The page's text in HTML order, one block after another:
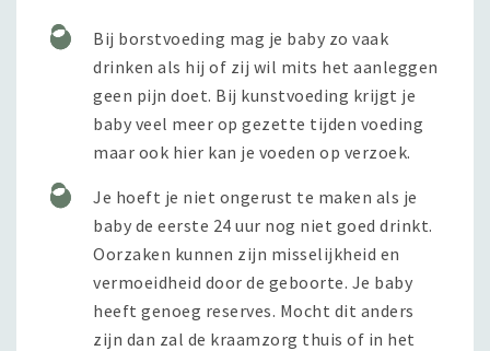
Bij borstvoeding mag je baby zo vaak
drinken als hij of zij wil mits het aanleggen
geen pijn doet. Bij kunstvoeding krijgt je
baby veel meer op gezette tijden voeding
maar ook hier kan je voeden op verzoek.
Je hoeft je niet ongerust te maken als je
baby de eerste 24 uur nog niet goed drinkt.
Oorzaken kunnen zijn misselijkheid en
vermoeidheid door de geboorte. Je baby
heeft genoeg reserves. Mocht dit anders
zijn dan zal de kraamzorg thuis of in het